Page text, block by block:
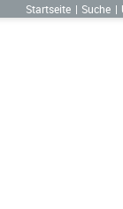
Startseite
Suche